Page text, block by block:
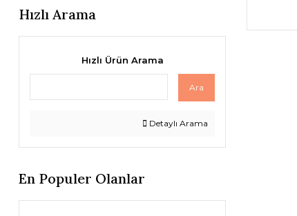
Hızlı Arama
Hızlı Ürün Arama
Ara
Detaylı Arama
En Populer Olanlar